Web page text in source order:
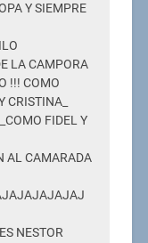
Y SIEMPRE
LA CAMPORA
!!! COMO
CRISTINA_
FIDEL Y
AL CAMARADA
NESTOR